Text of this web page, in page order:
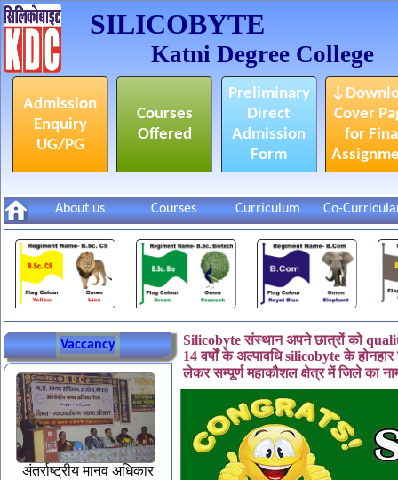
SILICOBYTE
Katni Degree College
Admission
Enquiry
UG/PG
Courses
Offered
Preliminary
Direct
Admission
Form
Cover
for
About us Courses Curriculum Co-
Vaccancy
केडीसी इंडस्ट्रियल टूर में
छात्रों का आगमन
अंतर्राष्ट्रीय मानव अधिकार
Silicobyte संस्थान अपने छात्रों को
14 वर्षों के अल्पावधि silicobyte के
लेकर सम्पूर्ण महाकौशल क्षेत्र में जिले का